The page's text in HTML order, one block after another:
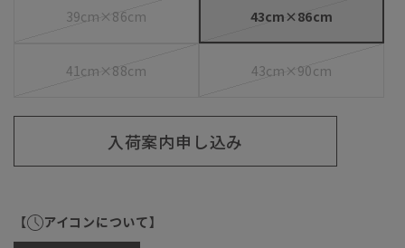
39cm×86cm 43cm×86cm
41cm×88cm 43cm×90cm
入荷案内申し込み
【 アイコンについて】